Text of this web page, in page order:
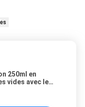
250ml en
vides avec le